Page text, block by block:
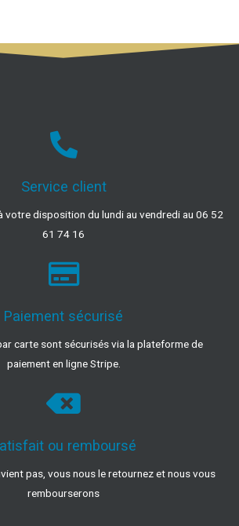
Service client
votre disposition du lundi au vendredi au 06 52
61 74 16
Paiement sécurisé
carte sont sécurisés via la plateforme de
paiement en ligne Stripe.
ou remboursé
pas, vous nous le retournez et nous vous
rembourserons